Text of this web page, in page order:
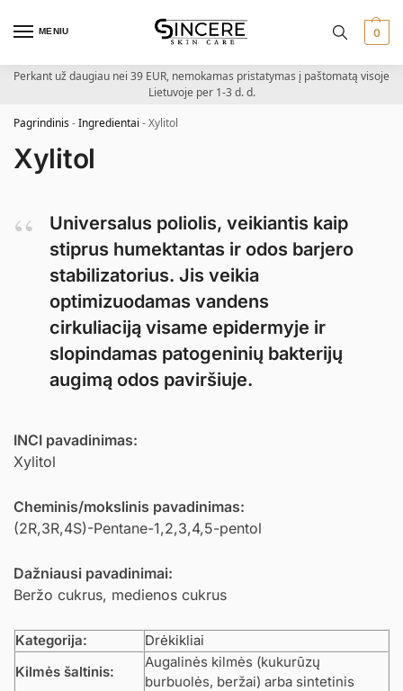
MENIU 0
Perkant už daugiau nei 39 EUR, nemokamas pristatymas į paštomatą visoje
Lietuvoje per 1-3 d. d.
Pagrindinis-Ingredientai -Xylitol
Xylitol
Universalus poliolis, veikiantis kaip
stiprus humektantas ir odos barjero
stabilizatorius. Jis veikia
optimizuodamas vandens
cirkuliaciją visame epidermyje ir
slopindamas patogeninių bakterijų
augimą odos paviršiuje.
INCI pavadinimas:
Xylitol
Cheminis/mokslinis pavadinimas:
(2R,3R,4S)-Pentane-1,2,3,4,5-pentol
Dažniausi pavadinimai:
Beržo cukrus, medienos cukrus
Kategorija:
Drėkikliai
Kilmės šaltinis:
Augalinės kilmės (kukurūzų
burbuolės, beržai) arba sintetinis